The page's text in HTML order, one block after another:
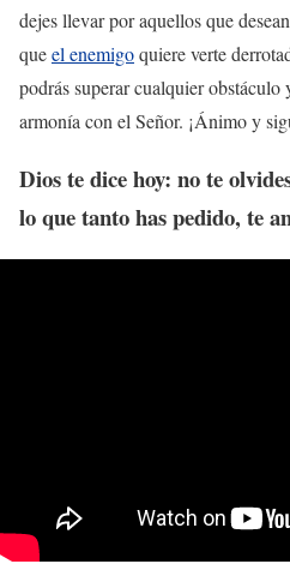
dejes llevar por aquellos que
queel enemigoquiere verte
podrás superar cualquier
armonía con el Señor. ¡Ánimo y
Dios te dice hoy: no te
lo que tanto has pedido, te